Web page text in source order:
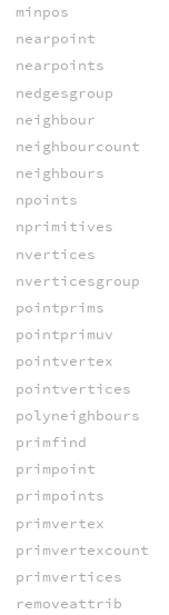
minpos
nearpoint
nearpoints
nedgesgroup
neighbour
neighbourcount
neighbours
npoints
nprimitives
nvertices
nverticesgroup
pointprims
pointprimuv
pointvertex
pointvertices
polyneighbours
primfind
primpoint
primpoints
primvertex
primvertexcount
primvertices
removeattrib